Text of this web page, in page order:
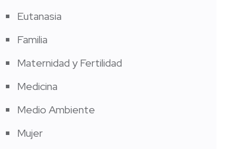
Eutanasia
Familia
Maternidad y Fertilidad
Medicina
Medio Ambiente
Mujer